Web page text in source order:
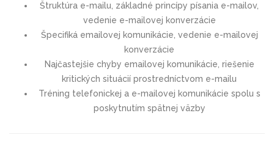
Štruktúra e-mailu, základné princípy písania e-mailov,
vedenie e-mailovej konverzácie
Špecifiká emailovej komunikácie, vedenie e-mailovej
konverzácie
Najčastejšie chyby emailovej komunikácie, riešenie
kritických situácií prostredníctvom e-mailu
Tréning telefonickej a e-mailovej komunikácie spolu s
poskytnutím spätnej väzby